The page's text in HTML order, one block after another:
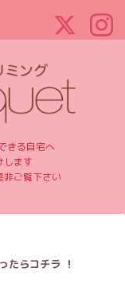
きる自宅へ
します
非ご覧下さい
たらコチラ ！